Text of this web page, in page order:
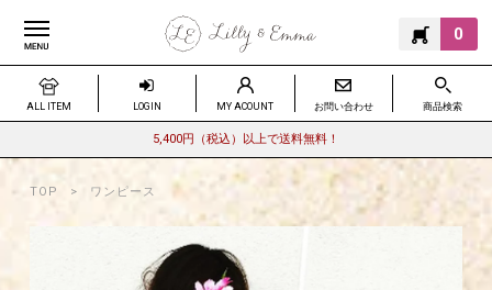
0
ALL ITEM LOGIN MY ACOUNT お問い合わせ 商品検索
5,400円（税込）以上で送料無料！
TOP ワンピース